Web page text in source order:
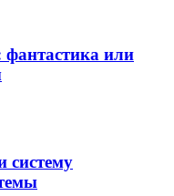
фантастика или
систему